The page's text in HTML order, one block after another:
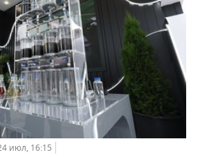
июл, 16:15